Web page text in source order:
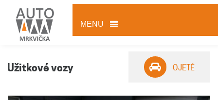
MENU
Užitkové vozy OJETÉ